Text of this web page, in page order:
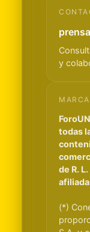
y
MARCA
todas
de R.
(*)